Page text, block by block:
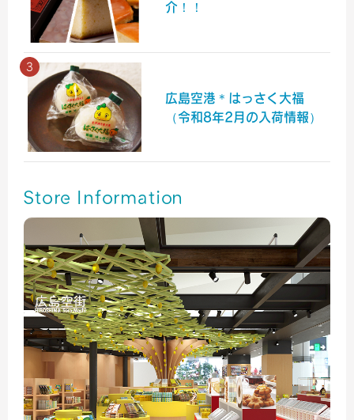
介！！
広島空港＊はっさく大福
（令和8年2月の入荷情報）
Store Information